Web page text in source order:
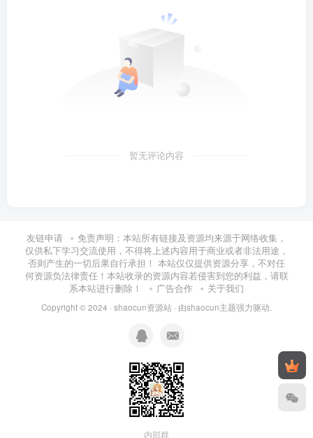
暂无评论内容
友链申请
免责声明：本站所有链接及资源均来源于网络收集，
仅供私下学习交流使用，不得将上述内容用于商业或者非法用途，
否则产生的一切后果自行承担！ 本站仅仅提供资源分享，不对任
何资源负法律责任！本站收录的资源内容若侵害到您的利益，请联
系本站进行删除！
广告合作 关于我们
Copyright © 2024 · shaocun资源站 · 由shaocun主题强力驱动.
内部群